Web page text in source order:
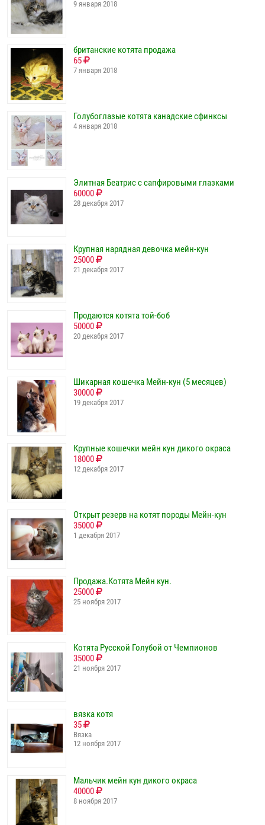
9 января 2018
британские котята продажа
65
7 января 2018
Голубоглазые котята канадские сфинксы
4 января 2018
Элитная Беатрис с сапфировыми глазками
60000
28 декабря 2017
Крупная нарядная девочка мейн-кун
25000
21 декабря 2017
Продаются котята той-боб
50000
20 декабря 2017
Шикарная кошечка Мейн-кун (5 месяцев)
30000
19 декабря 2017
Крупные кошечки мейн кун дикого окраса
18000
12 декабря 2017
Открыт резерв на котят породы Мейн-кун
35000
1 декабря 2017
Продажа.Котята Мейн кун.
25000
25 ноября 2017
Котята Русской Голубой от Чемпионов
35000
21 ноября 2017
вязка котя
35
Вязка
12 ноября 2017
Мальчик мейн кун дикого окраса
40000
8 ноября 2017